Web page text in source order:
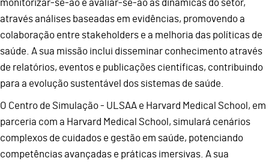
monitorizar-se-ão e avaliar-se-ão as dinâmicas do setor,
através análises baseadas em evidências, promovendo a
colaboração entre stakeholders e a melhoria das políticas de
saúde. A sua missão inclui disseminar conhecimento através
de relatórios, eventos e publicações científicas, contribuindo
para a evolução sustentável dos sistemas de saúde.
O Centro de Simulação - ULSAA e Harvard Medical School, em
parceria com a Harvard Medical School, simulará cenários
complexos de cuidados e gestão em saúde, potenciando
competências avançadas e práticas imersivas. A sua